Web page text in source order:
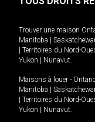
Trouver une maison
Manitoba
Territoires du Nord-
Yukon
Nunavut.
Maisons à louer -
Manitoba
Territoires du Nord-
Yukon
Nunavut.